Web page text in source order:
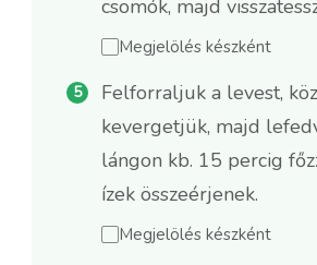
csomók, majd
Megjelölés készként
Felforraljuk a levest,
kevergetjük, majd
lángon kb. 15 percig
ízek összeérjenek.
Megjelölés készként